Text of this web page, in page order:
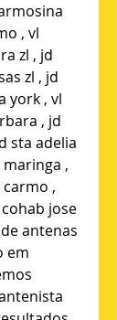
, vl
zl , jd
zl , jd
york , vl
, jd
sta adelia
,
,
jose
antenas
em